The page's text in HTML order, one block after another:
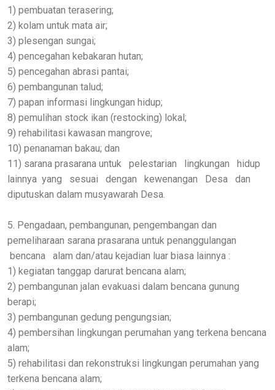
1) pembuatan terasering;
2) kolam untuk mata air;
3) plesengan sungai;
4) pencegahan kebakaran hutan;
5) pencegahan abrasi pantai;
6) pembangunan talud;
7) papan informasi lingkungan hidup;
8) pemulihan stock ikan (restocking) lokal;
9) rehabilitasi kawasan mangrove;
10) penanaman bakau; dan
11) sarana prasarana untuk pelestarian lingkungan hidup
lainnya yang sesuai dengan kewenangan Desa dan
diputuskan dalam musyawarah Desa.
5. Pengadaan, pembangunan, pengembangan dan
pemeliharaan sarana prasarana untuk penanggulangan
bencana alam dan/atau kejadian luar biasa lainnya :
1) kegiatan tanggap darurat bencana alam;
2) pembangunan jalan evakuasi dalam bencana gunung
berapi;
3) pembangunan gedung pengungsian;
4) pembersihan lingkungan perumahan yang terkena bencana
alam;
5) rehabilitasi dan rekonstruksi lingkungan perumahan yang
terkena bencana alam;